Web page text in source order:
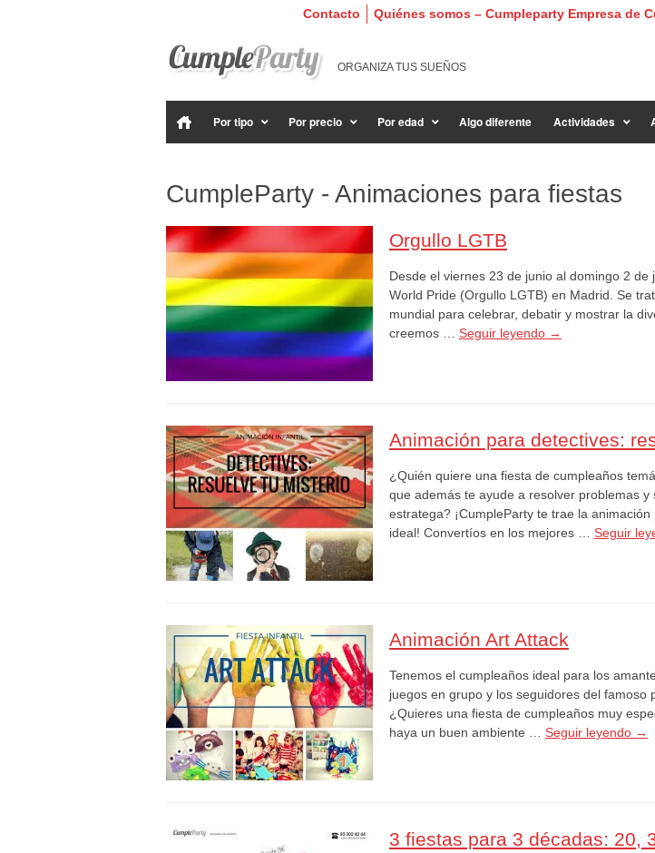
Quiénes somos – Cumpleparty Empresa de
Contacto
ORGANIZA TUS SUEÑOS
Por tipo Por precio Por edad Algo diferente Actividades
CumpleParty - Animaciones para fiestas
Orgullo LGTB
Desde el viernes 23 de junio al domingo 2 de
World Pride (Orgullo LGTB) en Madrid. Se
mundial para celebrar, debatir y mostrar la
creemos … Seguir leyendo →
Animación para detectives:
¿Quién quiere una fiesta de cumpleaños
que además te ayude a resolver problemas y
estratega? ¡CumpleParty te trae la
ideal! Convertíos en los mejores … Seguir
Animación Art Attack
Tenemos el cumpleaños ideal para los
juegos en grupo y los seguidores del famoso
¿Quieres una fiesta de cumpleaños muy
haya un buen ambiente … Seguir leyendo →
3 fiestas para 3 décadas: 20,